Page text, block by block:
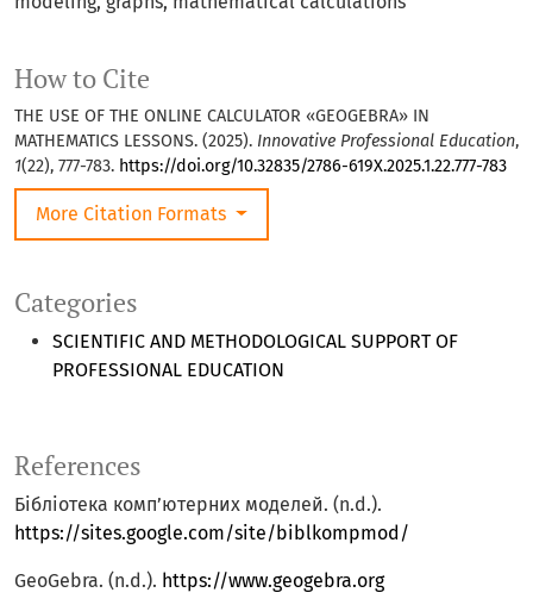
Categories
SCIENTIFIC AND METHODOLOGICAL SUPPORT OF
PROFESSIONAL EDUCATION
How to Cite
THE USE OF THE ONLINE CALCULATOR «GEOGEBRA» IN
MATHEMATICS LESSONS. (2025). Innovative Professional Education,
1(22), 777-783. https://doi.org/10.32835/2786-619X.2025.1.22.777-783
More Citation Formats
References
Бібліотека комп’ютерних моделей. (n.d.).
https://sites.google.com/site/biblkompmod/
GeoGebra. (n.d.). https://www.geogebra.org